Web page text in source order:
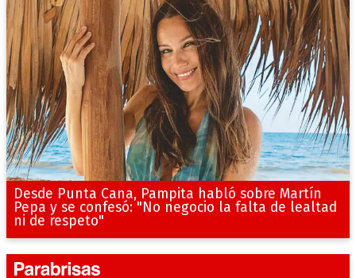
Desde Punta Cana, Pampita habló sobre Martín
Pepa y se confesó: "No negocio la falta de lealtad
ni de respeto"